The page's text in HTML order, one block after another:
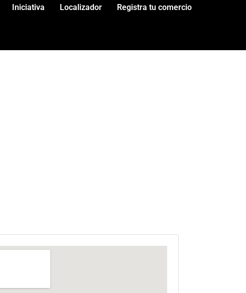
Iniciativa Localizador Registra tu comercio